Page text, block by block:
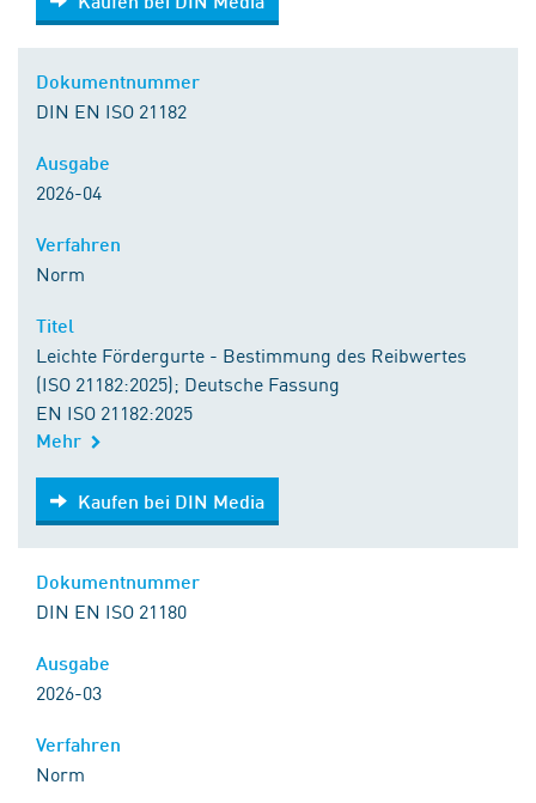
DIN EN ISO 21182
2026-04
Norm
Leichte Fördergurte - Bestimmung des Reibwertes
(ISO 21182:2025); Deutsche Fassung
EN ISO 21182:2025
Mehr
Kaufen bei DIN Media
Kaufen bei DIN Media
DIN EN ISO 21180
2026-03
Norm